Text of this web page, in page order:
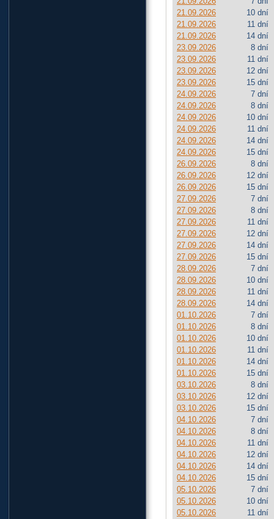
21.09.2026
10 dní
21.09.2026
11 dní
21.09.2026
14 dní
23.09.2026
8 dní
23.09.2026
11 dní
23.09.2026
12 dní
23.09.2026
15 dní
24.09.2026
7 dní
24.09.2026
8 dní
24.09.2026
10 dní
24.09.2026
11 dní
24.09.2026
14 dní
24.09.2026
15 dní
26.09.2026
8 dní
26.09.2026
12 dní
26.09.2026
15 dní
27.09.2026
7 dní
27.09.2026
8 dní
27.09.2026
11 dní
27.09.2026
12 dní
27.09.2026
14 dní
27.09.2026
15 dní
28.09.2026
7 dní
28.09.2026
10 dní
28.09.2026
11 dní
28.09.2026
14 dní
01.10.2026
7 dní
01.10.2026
8 dní
01.10.2026
10 dní
01.10.2026
11 dní
01.10.2026
14 dní
01.10.2026
15 dní
03.10.2026
8 dní
03.10.2026
12 dní
03.10.2026
15 dní
04.10.2026
7 dní
04.10.2026
8 dní
04.10.2026
11 dní
04.10.2026
12 dní
04.10.2026
14 dní
04.10.2026
15 dní
05.10.2026
7 dní
05.10.2026
10 dní
05.10.2026
11 dní